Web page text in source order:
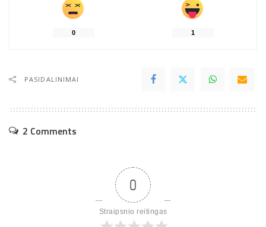
0 1
PASIDALINIMAI
2 Comments
0
Straipsnio reitingas